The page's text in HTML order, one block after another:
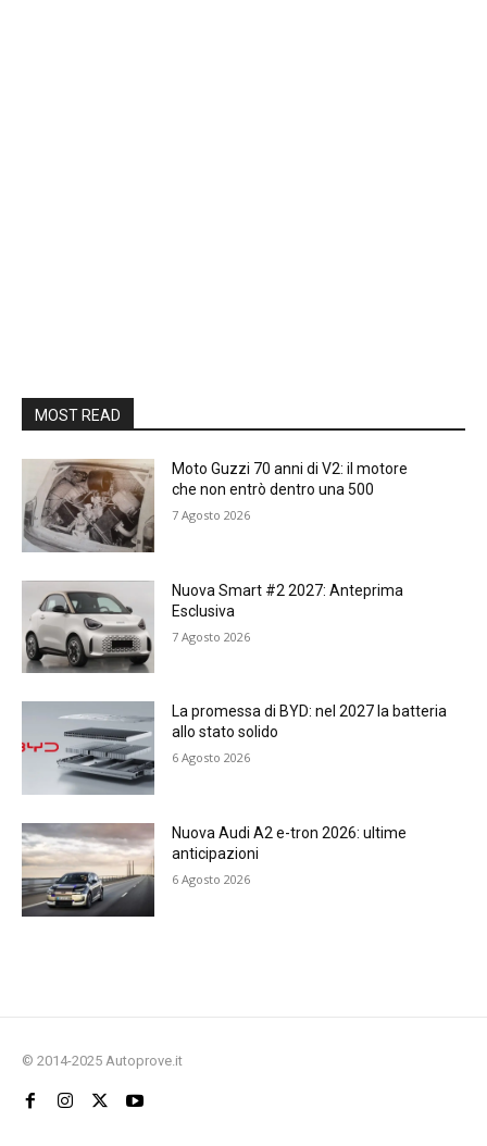
MOST READ
Moto Guzzi 70 anni di V2: il motore
che non entrò dentro una 500
7 Agosto 2026
Nuova Smart #2 2027: Anteprima
Esclusiva
7 Agosto 2026
La promessa di BYD: nel 2027 la batteria
allo stato solido
6 Agosto 2026
Nuova Audi A2 e-tron 2026: ultime
anticipazioni
6 Agosto 2026
© 2014-2025 Autoprove.it